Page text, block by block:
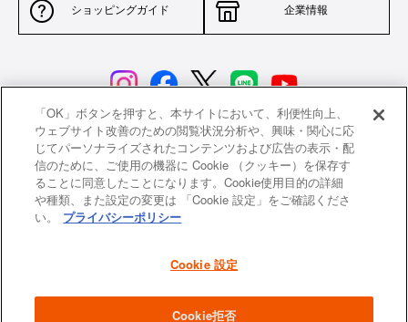
ショッピングガイド 企業情報
サイトポリシー 特定商取引法に基づく表示
並行輸入品について 個人情報保護方針
返品について
よくあるご質問 お問い合わせ
「OK」ボタンを押すと、本サイトにおいて、利便性向上、
ウェブサイト改善のための閲覧状況分析や、興味・関心に応
じてパーソナライズされたコンテンツおよび広告の表示・配
信のために、ご使用の機器に Cookie （クッキー）を保存す
ることに同意したことになります。Cookie使用目的の詳細
や種類、また設定の変更は 「Cookie 設定」をご確認くださ
い。
プライバシーポリシー
Cookie 設定
Cookie拒否